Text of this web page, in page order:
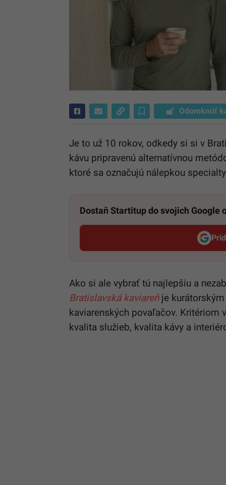
Odomknúť
Je to už 10 rokov, odkedy si si v
kávu pripravenú alternatívnou
ktoré sa označujú nálepkou
Dostaň Startitup do svojich Google
Ako si ale vybrať tú najlepšiu a
Bratislavská kaviareňje
kaviarenských povaľačov. Kritériom
kvalita služieb, kvalita kávy a